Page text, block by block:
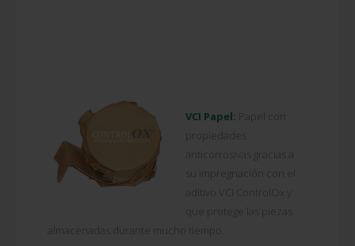
VCI Papel:
anticorrosivas gracias a
su impregnación con el
aditivo VCI ControlOx y
que protege las piezas
almacenadas durante mucho tiempo.